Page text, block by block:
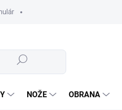
Hľadať
NOŽE OBRANA